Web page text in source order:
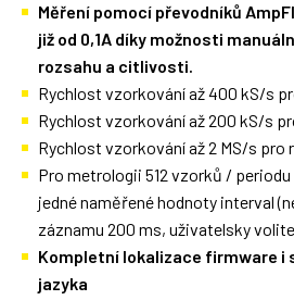
Měření pomocí převodníků
již od 0,1A díky možnosti
rozsahu a citlivosti.
Rychlost vzorkování až 400 kS/s
Rychlost vzorkování až 200 kS/s
Rychlost vzorkování až 2 MS/s pro
Pro metrologii 512 vzorků /
jedné naměřené hodnoty interval
záznamu 200 ms, uživatelsky
Kompletní lokalizace firmware i
jazyka